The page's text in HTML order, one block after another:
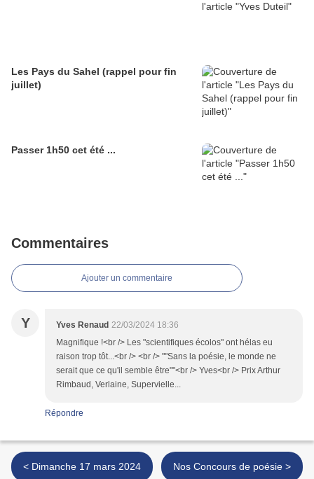
Les Pays du Sahel (rappel pour fin
juillet)
Passer 1h50 cet été ...
Commentaires
Ajouter un commentaire
Y Yves Renaud 22/03/2024 18:36
Magnifique !<br /> Les "scientifiques écolos" ont hélas eu
raison trop tôt...<br /> <br /> ""Sans la poésie, le monde ne
serait que ce qu'il semble être""<br /> Yves<br /> Prix Arthur
Rimbaud, Verlaine, Supervielle...
Répondre
< Dimanche 17 mars 2024 Nos Concours de poésie >